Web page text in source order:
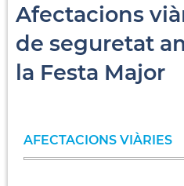
Afectacions
de seguretat
la Festa Major
AFECTACIONS VIÀRIES